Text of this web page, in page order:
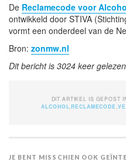
De Reclamecode voor
ontwikkeld door STIVA
vormt een onderdeel van de
Bron: zonmw.nl
Dit bericht is 3024 keer
DIT ARTIKEL IS GEPOST
ALCOHOL ,RECLAMECODE
JE BENT MISSCHIEN OOK